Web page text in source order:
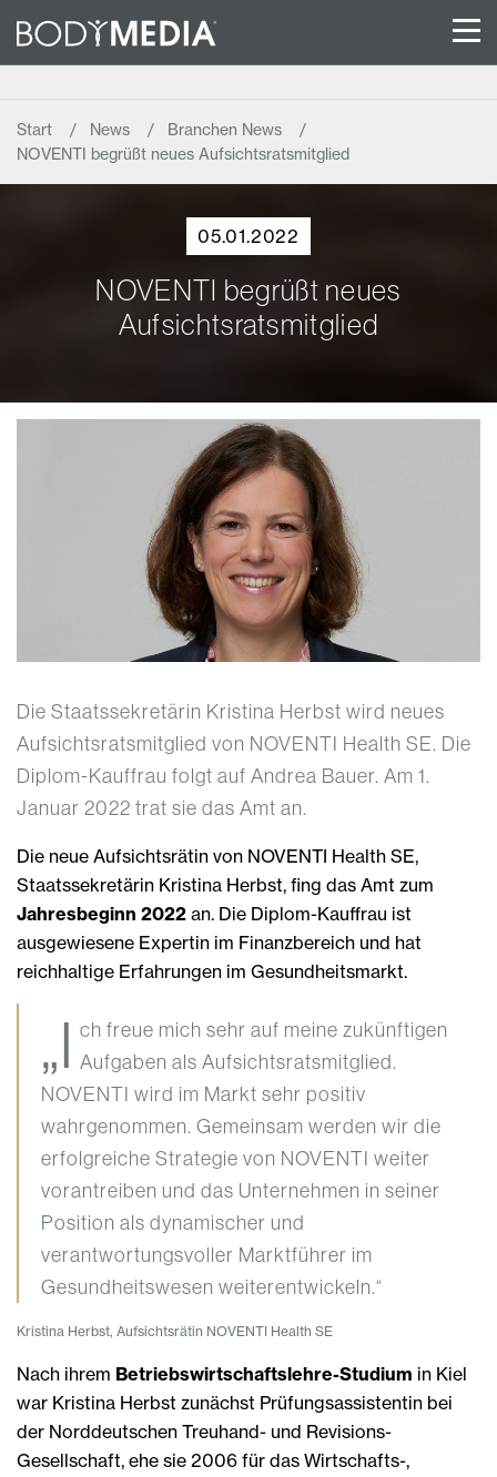
Start News
Branchen News
NOVENTI begrüßt neues Aufsichtsratsmitglied
05.01.2022
NOVENTI begrüßt neues
Aufsichtsratsmitglied
Die Staatssekretärin Kristina Herbst wird neues
Aufsichtsratsmitglied von NOVENTI Health SE. Die
Diplom-Kauffrau folgt auf Andrea Bauer. Am 1.
Januar 2022 trat sie das Amt an.
Die neue Aufsichtsrätin von NOVENTI Health SE,
Staatssekretärin Kristina Herbst, fing das Amt zum
Jahresbeginn 2022 an. Die Diplom-Kauffrau ist
ausgewiesene Expertin im Finanzbereich und hat
reichhaltige Erfahrungen im Gesundheitsmarkt.
„I ch freue mich sehr auf meine zukünftigen
Aufgaben als Aufsichtsratsmitglied.
NOVENTI wird im Markt sehr positiv
wahrgenommen. Gemeinsam werden wir die
erfolgreiche Strategie von NOVENTI weiter
vorantreiben und das Unternehmen in seiner
Position als dynamischer und
verantwortungsvoller Marktführer im
Gesundheitswesen weiterentwickeln.“
Kristina Herbst, Aufsichtsrätin NOVENTI Health SE
Nach ihrem Betriebswirtschaftslehre-Studium in Kiel
war Kristina Herbst zunächst Prüfungsassistentin bei
der Norddeutschen Treuhand- und Revisions-
Gesellschaft, ehe sie 2006 für das Wirtschafts-,